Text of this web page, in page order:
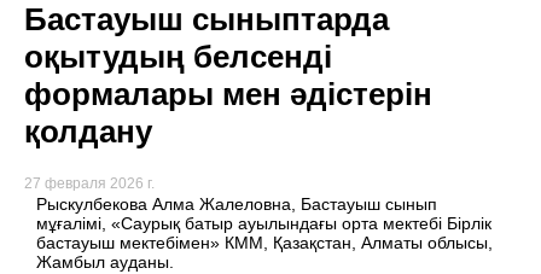
Бастауыш сыныптарда
оқытудың белсенді
формалары мен әдістерін
қолдану
27 февраля 2026 г.
Рыскулбекова Алма Жалеловна, Бастауыш сынып
мұғалімі, «Саурық батыр ауылындағы орта мектебі Бірлік
бастауыш мектебімен» КММ, Қазақстан, Алматы облысы,
Жамбыл ауданы.